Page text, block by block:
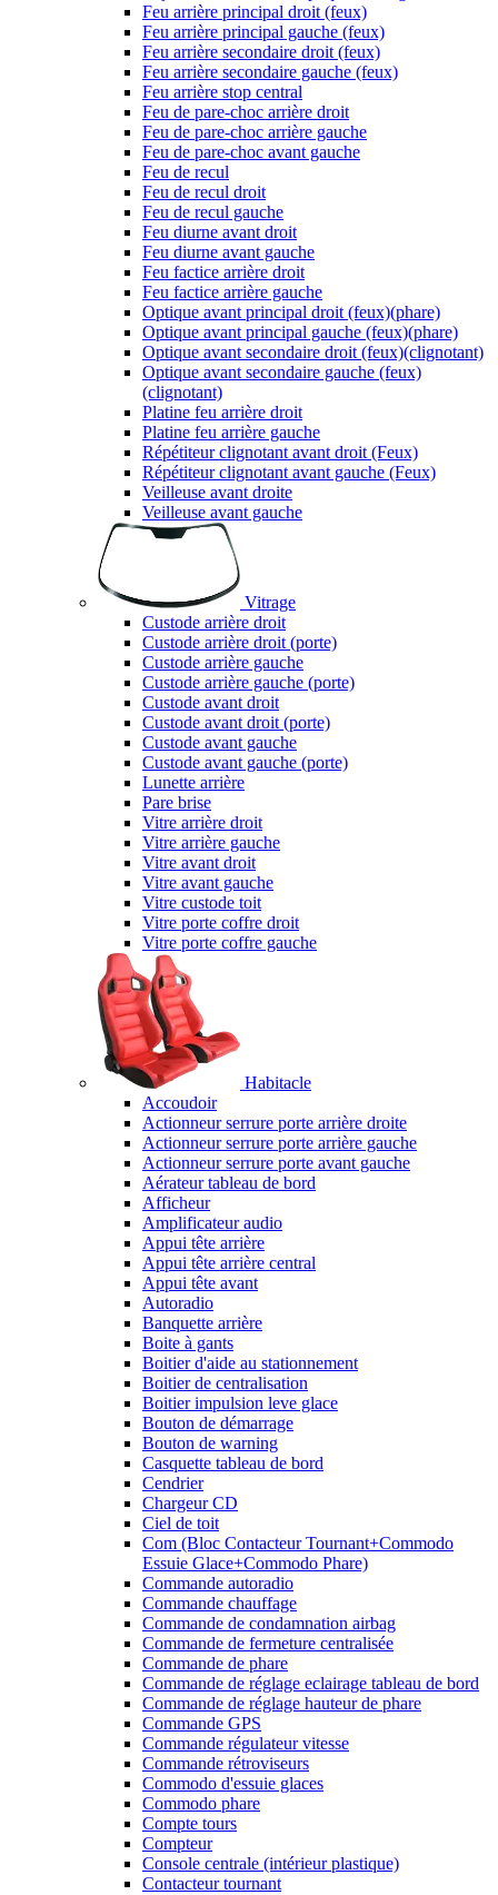
Feu arrière principal droit (feux)
Feu arrière principal gauche (feux)
Feu arrière secondaire droit (feux)
Feu arrière secondaire gauche (feux)
Feu arrière stop central
Feu de pare-choc arrière droit
Feu de pare-choc arrière gauche
Feu de pare-choc avant gauche
Feu de recul
Feu de recul droit
Feu de recul gauche
Feu diurne avant droit
Feu diurne avant gauche
Feu factice arrière droit
Feu factice arrière gauche
Optique avant principal droit (feux)(phare)
Optique avant principal gauche (feux)(phare)
Optique avant secondaire droit (feux)(clignotant)
Optique avant secondaire gauche (feux)
(clignotant)
Platine feu arrière droit
Platine feu arrière gauche
Répétiteur clignotant avant droit (Feux)
Répétiteur clignotant avant gauche (Feux)
Veilleuse avant droite
Veilleuse avant gauche
Vitrage
Custode arrière droit
Custode arrière droit (porte)
Custode arrière gauche
Custode arrière gauche (porte)
Custode avant droit
Custode avant droit (porte)
Custode avant gauche
Custode avant gauche (porte)
Lunette arrière
Pare brise
Vitre arrière droit
Vitre arrière gauche
Vitre avant droit
Vitre avant gauche
Vitre custode toit
Vitre porte coffre droit
Vitre porte coffre gauche
Habitacle
Accoudoir
Actionneur serrure porte arrière droite
Actionneur serrure porte arrière gauche
Actionneur serrure porte avant gauche
Aérateur tableau de bord
Afficheur
Amplificateur audio
Appui tête arrière
Appui tête arrière central
Appui tête avant
Autoradio
Banquette arrière
Boite à gants
Boitier d'aide au stationnement
Boitier de centralisation
Boitier impulsion leve glace
Bouton de démarrage
Bouton de warning
Casquette tableau de bord
Cendrier
Chargeur CD
Ciel de toit
Com (Bloc Contacteur Tournant+Commodo
Essuie Glace+Commodo Phare)
Commande autoradio
Commande chauffage
Commande de condamnation airbag
Commande de fermeture centralisée
Commande de phare
Commande de réglage eclairage tableau de bord
Commande de réglage hauteur de phare
Commande GPS
Commande régulateur vitesse
Commande rétroviseurs
Commodo d'essuie glaces
Commodo phare
Compte tours
Compteur
Console centrale (intérieur plastique)
Contacteur tournant